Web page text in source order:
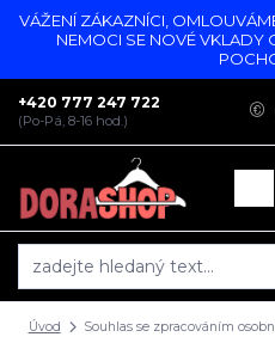
VÁŽENÍ ZÁKAZNÍCI,
NEMOCI SE NOVÉ VKLADY
+420 777 247 722
(Po-Pá, 8-16 hod.)
Úvod
Souhlas se zpracováním